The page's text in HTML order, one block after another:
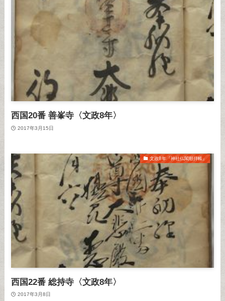
西国20番 善峯寺〈文政8年〉
2017年3月15日
文政8年『神社仏閣順拝帳』
西国22番 総持寺〈文政8年〉
2017年3月8日